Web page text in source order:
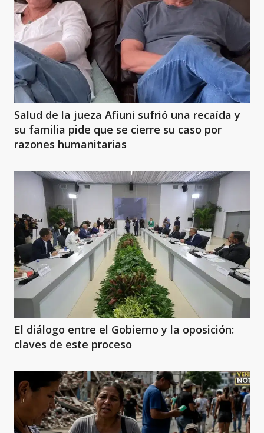
Salud de la jueza Afiuni sufrió una recaída y
su familia pide que se cierre su caso por
razones humanitarias
El diálogo entre el Gobierno y la oposición:
claves de este proceso